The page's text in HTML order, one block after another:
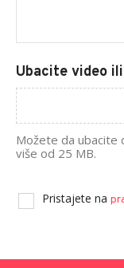
Ubacite video
Možete da ubacite
više od 25 MB.
Pristajete na